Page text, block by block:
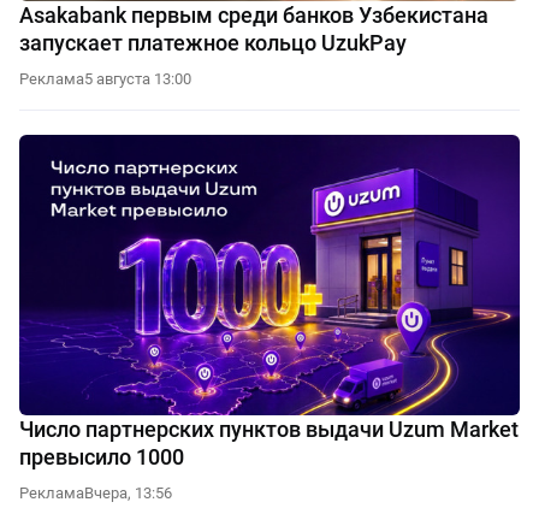
Asakabank первым среди банков Узбекистана
запускает платежное кольцо UzukPay
Реклама5 августа 13:00
Число партнерских пунктов выдачи Uzum Market
превысило 1000
РекламаВчера, 13:56